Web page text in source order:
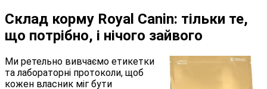
Склад корму Royal Canin: тільки те,
що потрібно, і нічого зайвого
Ми ретельно вивчаємо етикетки
та лабораторні протоколи, щоб
кожен власник міг бути